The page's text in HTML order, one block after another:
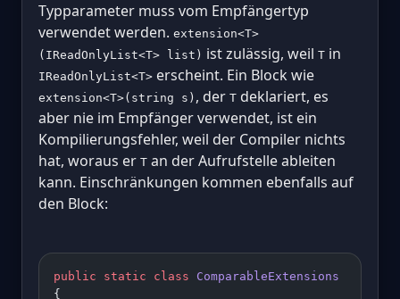
Typparameter muss vom Empfängertyp
verwendet werden. extension<T>
(IReadOnlyList<T> list) ist zulässig, weil T in
IReadOnlyList<T> erscheint. Ein Block wie
extension<T>(string s) , der T deklariert, es
aber nie im Empfänger verwendet, ist ein
Kompilierungsfehler, weil der Compiler nichts
hat, woraus er T an der Aufrufstelle ableiten
kann. Einschränkungen kommen ebenfalls auf
den Block:
public static class ComparableExtensions
{